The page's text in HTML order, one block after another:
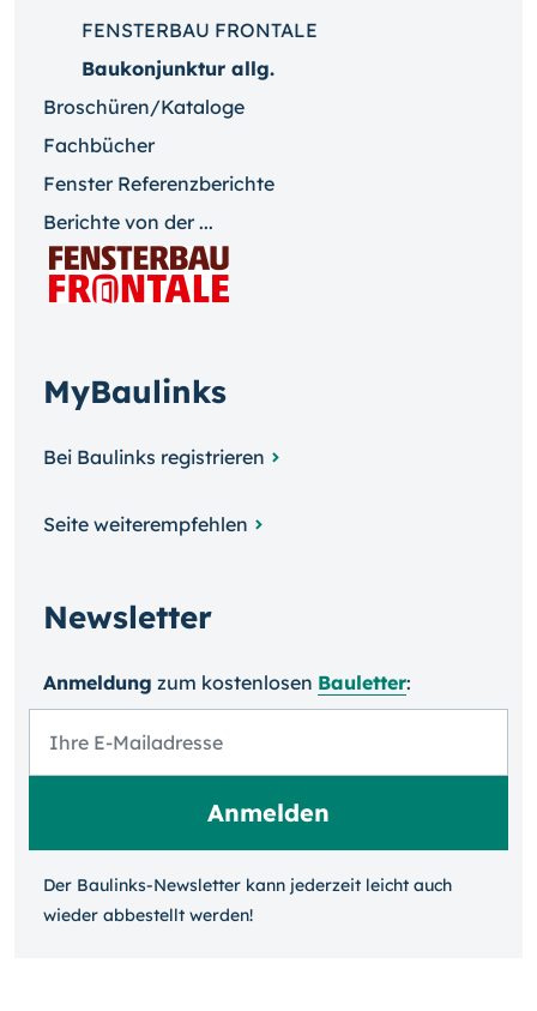
FENSTERBAU FRONTALE
Baukonjunktur allg.
Broschüren/Kataloge
Fachbücher
Fenster Referenzberichte
Berichte von der ...
MyBaulinks
Bei Baulinks registrieren
Seite weiterempfehlen
Newsletter
Anmeldung zum kosten­losen Bauletter:
Der Baulinks-Newsletter kann jeder­zeit leicht auch
wieder ab­bestellt werden!